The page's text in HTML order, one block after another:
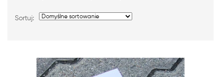
Sortuj: